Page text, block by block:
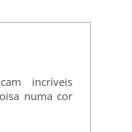
incríveis
numa cor